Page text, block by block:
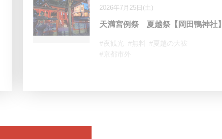
2026年7月25日(土)
天満宮例祭 夏越祭【岡田鴨神社】
#夜観光 #無料
#夏越の大祓
#京都市外